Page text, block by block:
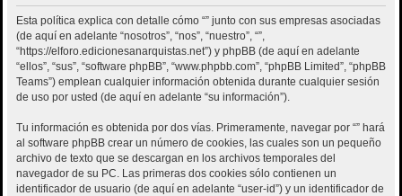
Esta política explica con detalle cómo “” junto con sus empresas asociadas
(de aquí en adelante “nosotros”, “nos”, “nuestro”, “”,
“https://elforo.edicionesanarquistas.net”) y phpBB (de aquí en adelante
“ellos”, “sus”, “software phpBB”, “www.phpbb.com”, “phpBB Limited”, “phpBB
Teams”) emplean cualquier información obtenida durante cualquier sesión
de uso por usted (de aquí en adelante “su información”).
Tu información es obtenida por dos vías. Primeramente, navegar por “” hará
al software phpBB crear un número de cookies, las cuales son un pequeño
archivo de texto que se descargan en los archivos temporales del
navegador de su PC. Las primeras dos cookies sólo contienen un
identificador de usuario (de aquí en adelante “user-id”) y un identificador de